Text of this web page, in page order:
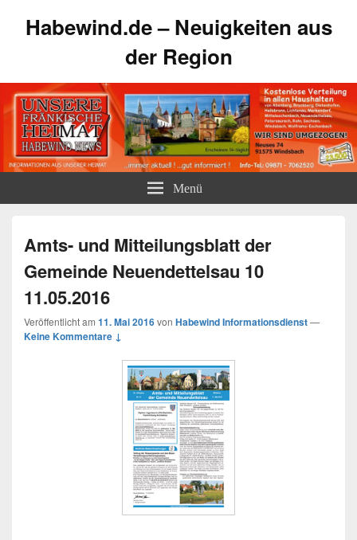
Habewind.de – Neuigkeiten aus
der Region
Menü
Amts- und Mitteilungsblatt der
Gemeinde Neuendettelsau 10
11.05.2016
Veröffentlicht am 11. Mai 2016von Habewind Informationsdienst—
Keine Kommentare ↓